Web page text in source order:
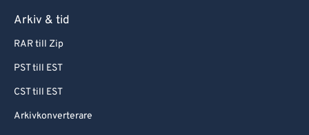
Arkiv & tid
RAR till Zip
PST till EST
CST till EST
Arkivkonverterare